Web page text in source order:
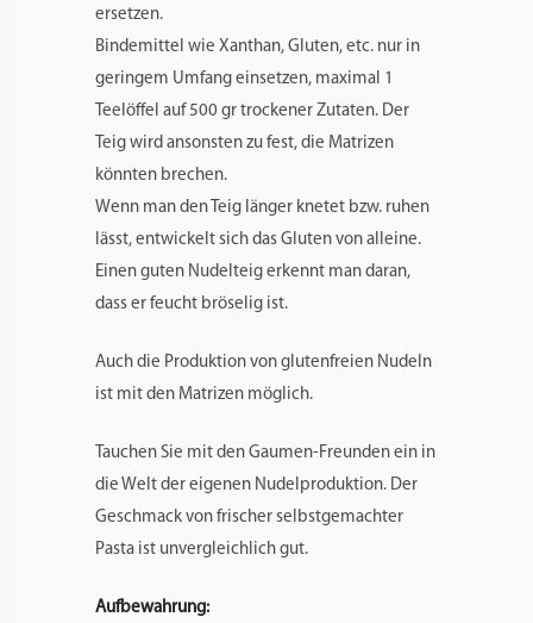
ersetzen.
Bindemittel wie Xanthan, Gluten, etc. nur in
geringem Umfang einsetzen, maximal 1
Teelöffel auf 500 gr trockener Zutaten. Der
Teig wird ansonsten zu fest, die Matrizen
könnten brechen.
Wenn man den Teig länger knetet bzw. ruhen
lässt, entwickelt sich das Gluten von alleine.
Einen guten Nudelteig erkennt man daran,
dass er feucht bröselig ist.
Auch die Produktion von glutenfreien Nudeln
ist mit den Matrizen möglich.
Tauchen Sie mit den Gaumen-Freunden ein in
die Welt der eigenen Nudelproduktion. Der
Geschmack von frischer selbstgemachter
Pasta ist unvergleichlich gut.
Aufbewahrung: